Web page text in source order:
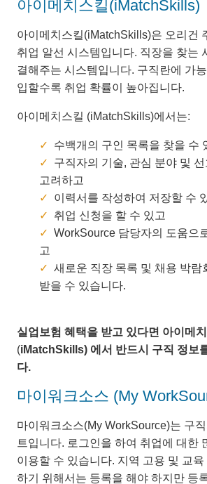
아이메치스킬(iMatchSkills)
아이메치스킬(iMatchSkills)은 오리건
취업 알선 시스템입니다. 직장을 찾는
결해주는 시스템입니다. 구직란에 가
입할수록 취업 확률이 높아집니다.
아이메치스킬 (iMatchSkills)에서는:
수백개의 구인 목록을 찾을 수
구직자의 기술, 관심 분야 및
고려하고
이력서를 작성하여 저장할 수
취업 신청을 할 수 있고
WorkSource 담당자의 도움으
고
새로운 직장 목록 및 채용 박람
받을 수 있습니다.
실업보험 혜택을 받고 있다면 아이메
(iMatchSkills) 에서 반드시 구직 정보
다.
마이워크소스 (My
마이워크소스(My WorkSource)는 구직
트입니다. 로그인을 하여 취업에 대한
이용할 수 있습니다. 지역 고용 및 교
하기 위해서는 등록을 해야 하지만 등